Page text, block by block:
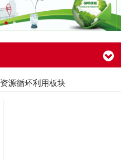
资源循环利用板块